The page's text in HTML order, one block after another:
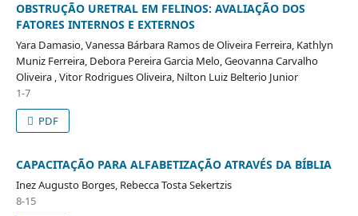
OBSTRUÇÃO URETRAL EM FELINOS: AVALIAÇÃO DOS
FATORES INTERNOS E EXTERNOS
Yara Damasio, Vanessa Bárbara Ramos de Oliveira Ferreira, Kathlyn
Muniz Ferreira, Debora Pereira Garcia Melo, Geovanna Carvalho
Oliveira , Vitor Rodrigues Oliveira, Nilton Luiz Belterio Junior
1-7
PDF
CAPACITAÇÃO PARA ALFABETIZAÇÃO ATRAVÉS DA BÍBLIA
Inez Augusto Borges, Rebecca Tosta Sekertzis
8-15